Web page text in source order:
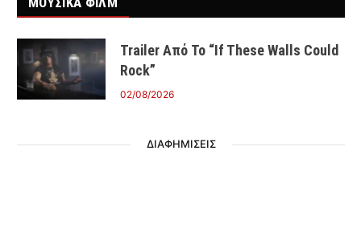
Trailer Από Το “If These Walls Could
Rock”
02/08/2026
ΔΙΑΦΗΜΙΣΕΙΣ